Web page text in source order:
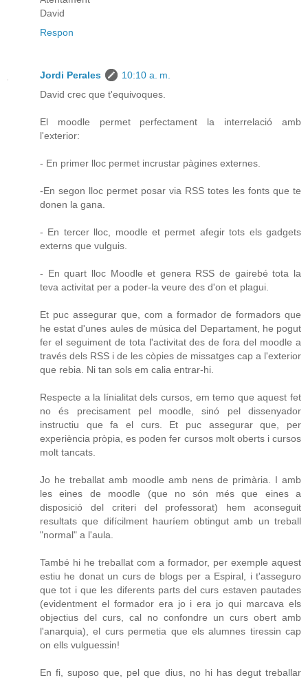
David
Respon
Jordi Perales
10:10 a. m.
David crec que t'equivoques.
El moodle permet perfectament la interrelació amb
l'exterior:
- En primer lloc permet incrustar pàgines externes.
-En segon lloc permet posar via RSS totes les fonts que te
donen la gana.
- En tercer lloc, moodle et permet afegir tots els gadgets
externs que vulguis.
- En quart lloc Moodle et genera RSS de gairebé tota la
teva activitat per a poder-la veure des d'on et plagui.
Et puc assegurar que, com a formador de formadors que
he estat d'unes aules de música del Departament, he pogut
fer el seguiment de tota l'activitat des de fora del moodle a
través dels RSS i de les còpies de missatges cap a l'exterior
que rebia. Ni tan sols em calia entrar-hi.
Respecte a la línialitat dels cursos, em temo que aquest fet
no és precisament pel moodle, sinó pel dissenyador
instructiu que fa el curs. Et puc assegurar que, per
experiència pròpia, es poden fer cursos molt oberts i cursos
molt tancats.
Jo he treballat amb moodle amb nens de primària. I amb
les eines de moodle (que no són més que eines a
disposició del criteri del professorat) hem aconseguit
resultats que difícilment hauríem obtingut amb un treball
"normal" a l'aula.
També hi he treballat com a formador, per exemple aquest
estiu he donat un curs de blogs per a Espiral, i t'asseguro
que tot i que les diferents parts del curs estaven pautades
(evidentment el formador era jo i era jo qui marcava els
objectius del curs, cal no confondre un curs obert amb
l'anarquia), el curs permetia que els alumnes tiressin cap
on ells vulguessin!
En fi, suposo que, pel que dius, no hi has degut treballar